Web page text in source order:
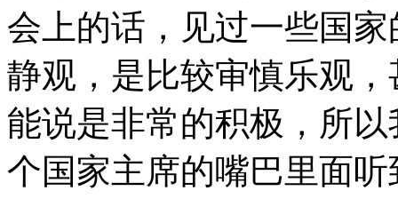
会上的话，见过一些国
静观，是比较审慎乐观
能说是非常的积极，所
个国家主席的嘴巴里面